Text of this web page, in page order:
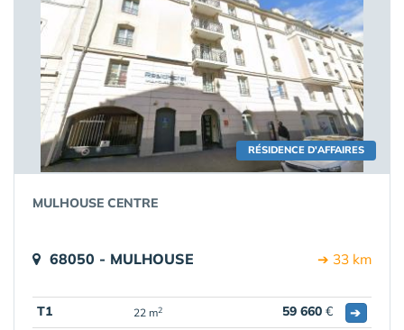
RÉSIDENCE D'AFFAIRES
MULHOUSE CENTRE
68050 - MULHOUSE ➔ 33 km
T1 22 m2 59 660 € ➔